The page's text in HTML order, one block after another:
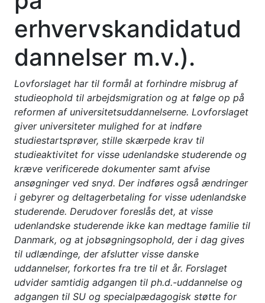
erhvervskandidatud
dannelser m.v.).
Lovforslaget har til formål at forhindre misbrug af
studieophold til arbejdsmigration og at følge op på
reformen af universitetsuddannelserne. Lovforslaget
giver universiteter mulighed for at indføre
studiestartsprøver, stille skærpede krav til
studieaktivitet for visse udenlandske studerende og
kræve verificerede dokumenter samt afvise
ansøgninger ved snyd. Der indføres også ændringer
i gebyrer og deltagerbetaling for visse udenlandske
studerende. Derudover foreslås det, at visse
udenlandske studerende ikke kan medtage familie til
Danmark, og at jobsøgningsophold, der i dag gives
til udlændinge, der afslutter visse danske
uddannelser, forkortes fra tre til et år. Forslaget
udvider samtidig adgangen til ph.d.-uddannelse og
adgangen til SU og specialpædagogisk støtte for